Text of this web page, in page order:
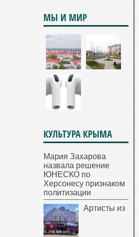
МЫ И МИР
КУЛЬТУРА КРЫМА
Мария Захарова
назвала решение
ЮНЕСКО по
Херсонесу признаком
политизации
Артисты из